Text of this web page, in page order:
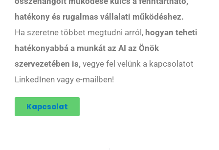
hatékony és rugalmas vállalati működéshez.
Ha szeretne többet megtudni arról, hogyan teheti
hatékonyabbá a munkát az AI az Önök
szervezetében is, vegye fel velünk a kapcsolatot
LinkedInen vagy e-mailben!
Kapcsolat